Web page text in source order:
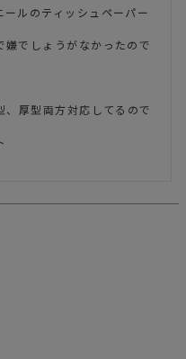
ルのティッシュペーパー
でしょうがなかったので
、厚型両方対応してるので